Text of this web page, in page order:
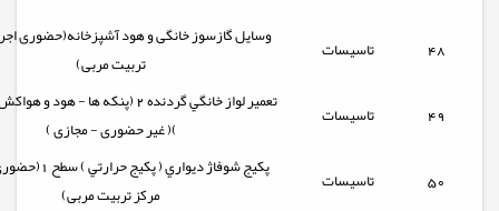
48 تاسیسات
وسایل گازسوز خانگی و هود آشپزخانه(حضوری
تربیت مربی)
49
تاسیسات
تعمير لواز خانگي گردنده 2 (پنكه ها -
)( غیر حضوری - مجازی )
50
تاسیسات
پكيج شوفاژ ديواري (
مرکز تربیت مربی)